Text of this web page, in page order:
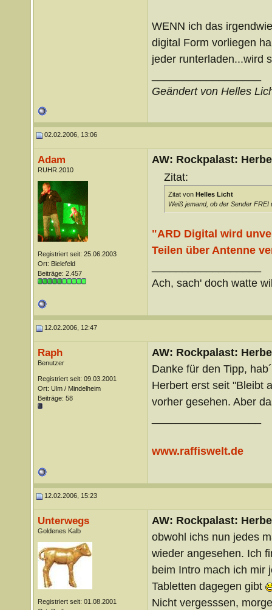
WENN ich das
digital Form vorliegen
jeder runterladen...wird
Geändert von Helles
02.02.2006, 13:06
Adam
RUHR.2010
Registriert seit: 25.06.2003
Ort: Bielefeld
Beiträge: 2.457
AW: Rockpalast:
Zitat:
Zitat von Helles Licht
Weiß jemand, ob der Sender
"ARD Digital wird
Teilen über Antenne
Ach, sach' doch watte
12.02.2006, 12:47
Raph
Benutzer
Registriert seit: 09.03.2001
Ort: Ulm / Mindelheim
Beiträge: 58
AW: Rockpalast:
Danke für den Tipp,
Herbert erst seit "Bleibt
vorher gesehen. Aber
www.raffiswelt.de
12.02.2006, 15:23
Unterwegs
Goldenes Kalb
Registriert seit: 01.08.2001
AW: Rockpalast:
obwohl ichs nun jedes
wieder angesehen. Ich
beim Intro mach ich mir
Tabletten dagegen gibt
Nicht vergesssen,